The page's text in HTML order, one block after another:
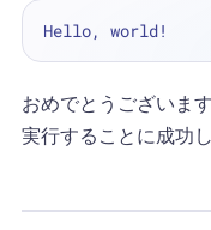
おめでとうございま
実行することに成功